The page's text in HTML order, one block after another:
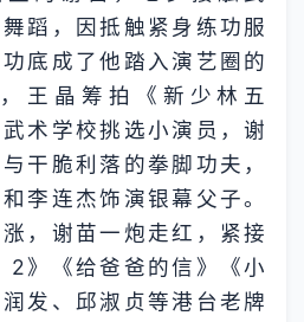
蹈，因抵触紧身练功服
底成了他踏入演艺圈的
王晶筹拍《新少林五
术学校挑选小演员，谢
干脆利落的拳脚功夫，
李连杰饰演银幕父子。
，谢苗一炮走红，紧接
2》《给爸爸的信》《小
发、邱淑贞等港台老牌